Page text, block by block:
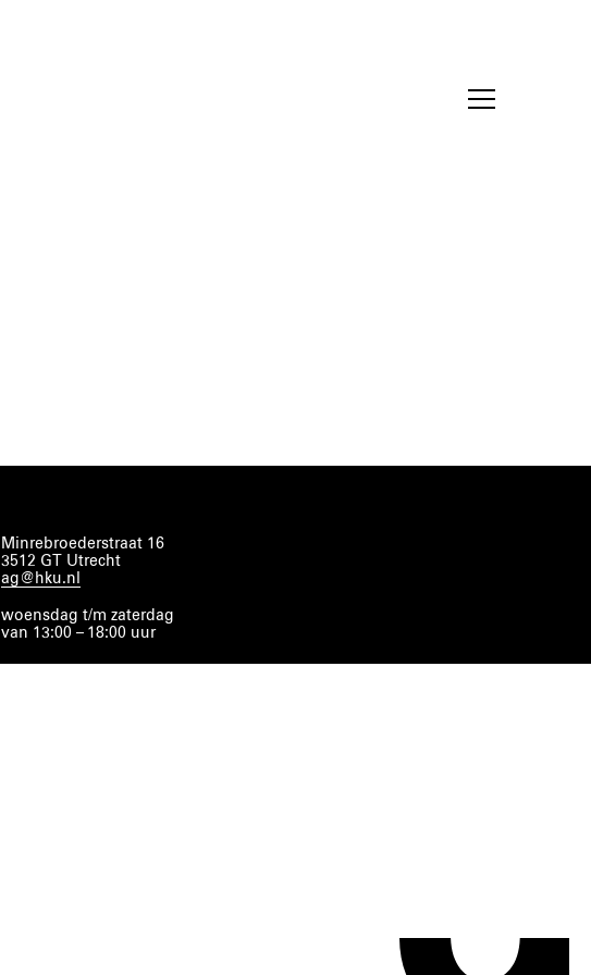
Minrebroederstraat 16
3512 GT Utrecht
ag@hku.nl
woensdag t/m zaterdag
van 13:00 – 18:00 uur